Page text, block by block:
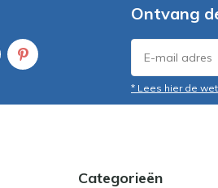
Ontvang
* Lees hier de
Categorieën